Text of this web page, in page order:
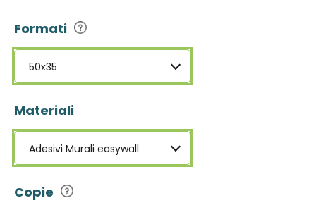
Formati
50x35
Materiali
Adesivi Murali easywall
Copie